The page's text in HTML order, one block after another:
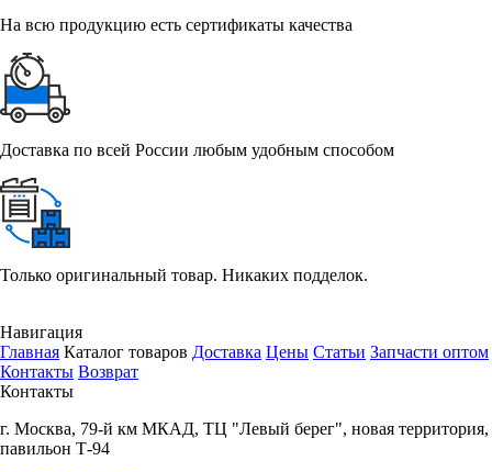
На всю продукцию есть сертификаты качества
Доставка по всей России любым удобным способом
Только оригинальный товар. Никаких подделок.
Навигация
Главная Каталог товаров Доставка Цены Статьи Запчасти оптом
Контакты Возврат
Контакты
г. Москва, 79-й км МКАД, ТЦ "Левый берег", новая территория,
павильон Т-94